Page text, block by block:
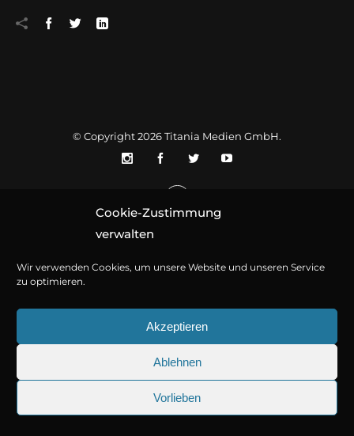
Cookie-Zustimmung
verwalten
Wir verwenden Cookies, um unsere Website und unseren Service
zu optimieren.
Akzeptieren
Ablehnen
Vorlieben
© Copyright 2026Titania Medien GmbH.